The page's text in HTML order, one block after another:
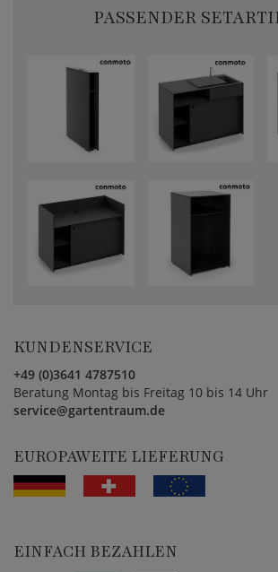
PASSENDER
KUNDENSERVICE
+49 (0)3641 4787510
Beratung Montag bis Freitag 10 bis 14 Uhr
service@gartentraum.de
EUROPAWEITE LIEFERUNG
EINFACH BEZAHLEN